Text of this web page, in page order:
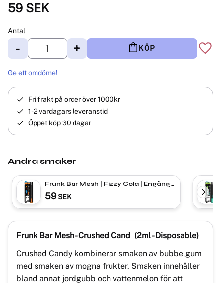
59 SEK
Antal
+
- KÖP
Ge ett omdöme!
Fri frakt på order över 1000kr
1-2 vardagars leveranstid
Öppet köp 30 dagar
Andra smaker
Frunk Bar Mesh | Fizzy Cola | Engångs
Vape
59 SEK
Frunk Bar Mesh - Crushed Cand (2ml - Disposable)
Crushed Candy kombinerar smaken av bubbelgum
med smaken av mogna frukter. Smaken innehåller
bland annat jordgubb och vattenmelon för att